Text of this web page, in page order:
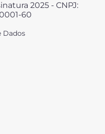
2025 - CNPJ:
60
Dados